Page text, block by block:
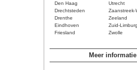
Den Haag
Utrecht
Drechtsteden
Zaanstreek-
Drenthe
Zeeland
Eindhoven
Zuid-Limburg
Friesland
Zwolle
Meer informatie